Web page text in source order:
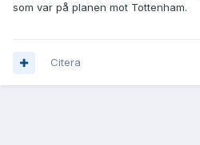
som var på planen mot Tottenham.
Citera